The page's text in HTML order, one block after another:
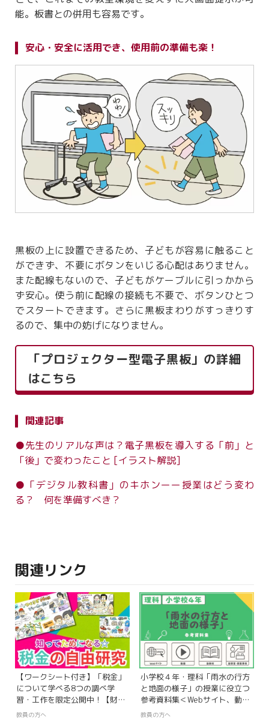
能。板書との併用も容易です。
安心・安全に活用でき、使用前の準備も楽！
黒板の上に設置できるため、子どもが容易に触ること
ができず、不要にボタンをいじる心配はありません。
また配線もないので、子どもがケーブルに引っかから
ず安心。使う前に配線の接続も不要で、ボタンひとつ
でスタートできます。さらに黒板まわりがすっきりす
るので、集中の妨げになりません。
「プロジェクター型電子黒板」の詳細
はこちら
関連記事
●先生のリアルな声は？電子黒板を導入する「前」と
「後」で変わったこと [イラスト解説]
●「デジタル教科書」のキホンーー授業はどう変わ
る？ 何を準備すべき？
関連リンク
【ワークシート付き】「税金」
について学べる8つの調べ学
習・工作を限定公開中！【財務
省主税局コラボ特集】
教員の方へ
小学校４年・理科「雨水の行方
と地面の様子」の授業に役立つ
参考資料集＜Webサイト、動
画、指導案＞
教員の方へ